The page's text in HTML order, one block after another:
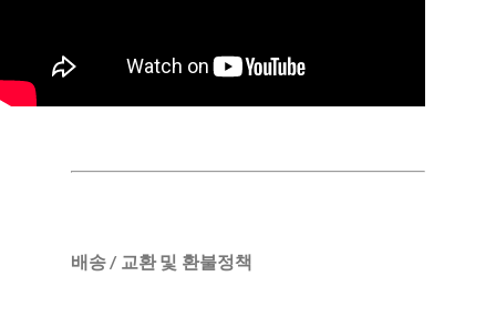
배송 / 교환 및 환불정책